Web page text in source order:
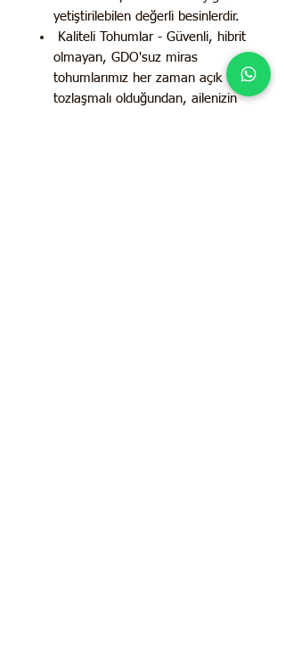
yetiştirilebilen değerli besinlerdir.
Kaliteli Tohumlar - Güvenli, hibrit
olmayan, GDO'suz miras
tohumlarımız her zaman açık
tozlaşmalı olduğundan, ailenizin